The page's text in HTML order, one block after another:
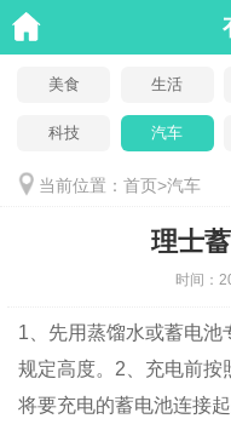
美食 生活
科技 汽车
当前位置： 首页>汽车
理士
时间：
1、先用蒸馏水或蓄电池
规定高度。2、充电前按
将要充电的蓄电池连接